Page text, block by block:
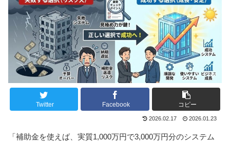
Twitter Facebook コピー
2026.02.17 2026.01.23
「補助金を使えば、実質1,000万円で3,000万円分のシステム